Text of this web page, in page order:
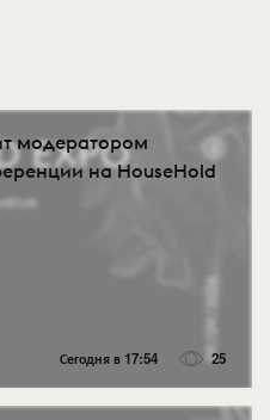
модератором
на HouseHold
Сегодня в 17:54 25